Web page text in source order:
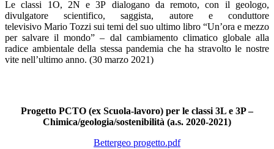
Le classi 1O, 2N e 3P dialogano da remoto, con il geologo,
divulgatore scientifico, saggista, autore e conduttore
televisivo Mario Tozzi sui temi del suo ultimo libro “Un’ora e mezzo
per salvare il mondo” – dal cambiamento climatico globale alla
radice ambientale della stessa pandemia che ha stravolto le nostre
vite nell’ultimo anno. (30 marzo 2021)
Progetto PCTO (ex Scuola-lavoro) per le classi 3L e 3P –
Chimica/geologia/sostenibilità (a.s. 2020-2021)
Bettergeo progetto.pdf